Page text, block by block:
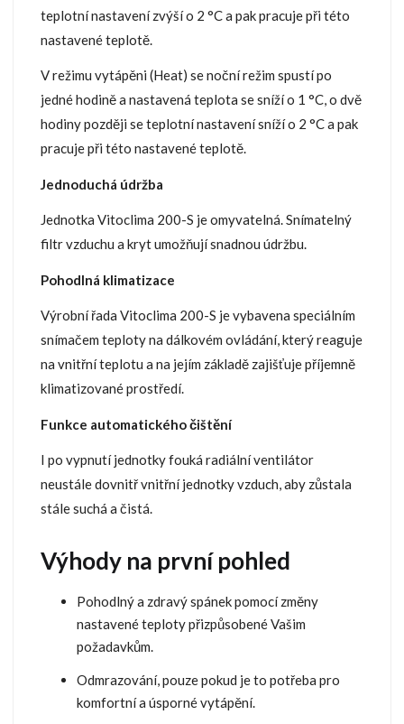
teplotní nastavení zvýší o 2 °C a pak pracuje při této
nastavené teplotě.
V režimu vytápěni (Heat) se noční režim spustí po
jedné hodině a nastavená teplota se sníží o 1 °C, o dvě
hodiny později se teplotní nastavení sníží o 2 °C a pak
pracuje při této nastavené teplotě.
Jednoduchá údržba
Jednotka Vitoclima 200-S je omyvatelná. Snímatelný
filtr vzduchu a kryt umožňují snadnou údržbu.
Pohodlná klimatizace
Výrobní řada Vitoclima 200-S je vybavena speciálním
snímačem teploty na dálkovém ovládání, který reaguje
na vnitřní teplotu a na jejím základě zajišťuje příjemně
klimatizované prostředí.
Funkce automatického čištění
I po vypnutí jednotky fouká radiální ventilátor
neustále dovnitř vnitřní jednotky vzduch, aby zůstala
stále suchá a čistá.
Výhody na první pohled
Pohodlný a zdravý spánek pomocí změny
nastavené teploty přizpůsobené Vašim
požadavkům.
Odmrazování, pouze pokud je to potřeba pro
komfortní a úsporné vytápění.